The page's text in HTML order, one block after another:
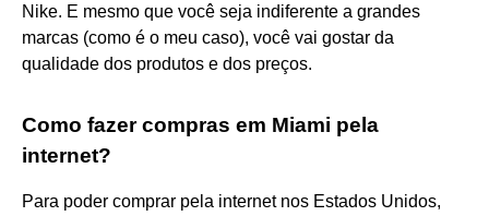
Nike. E mesmo que você seja indiferente a grandes
marcas (como é o meu caso), você vai gostar da
qualidade dos produtos e dos preços.
Como fazer compras em Miami pela
internet?
Para poder comprar pela internet nos Estados Unidos,